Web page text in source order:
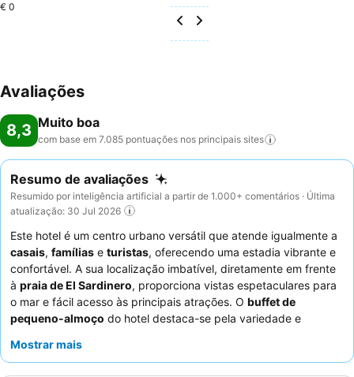
€ 0
Avaliações
8,3 Muito boa
com base em 7.085 pontuações nos principais sites
Resumo de avaliações
Resumido por inteligência artificial a partir de 1.000+ comentários · Última
atualização: 30 Jul 2026
Este hotel é um centro urbano versátil que atende igualmente a
casais, famílias e turistas, oferecendo uma estadia vibrante e
confortável. A sua localização imbatível, diretamente em frente
à praia de El Sardinero, proporciona vistas espetaculares para
o mar e fácil acesso às principais atrações. O buffet de
pequeno-almoço do hotel destaca-se pela variedade e
elogiam consistentemente os
Mostrar mais